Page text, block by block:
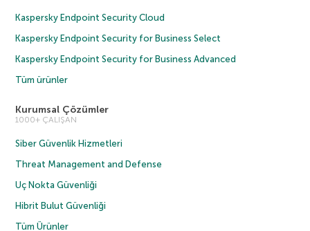
Kaspersky Endpoint Security Cloud
Kaspersky Endpoint Security for Business Select
Kaspersky Endpoint Security for Business Advanced
Tüm ürünler
Kurumsal Çözümler
1000+ ÇALIŞAN
Siber Güvenlik Hizmetleri
Threat Management and Defense
Uç Nokta Güvenliği
Hibrit Bulut Güvenliği
Tüm Ürünler